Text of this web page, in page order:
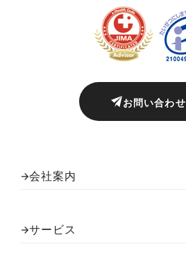
お問い合わせ
会社案内
サービス